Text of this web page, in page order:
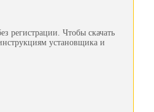
регистрации. Чтобы скачать
установщика и